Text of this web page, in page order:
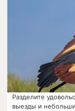
Разделите
выезды и